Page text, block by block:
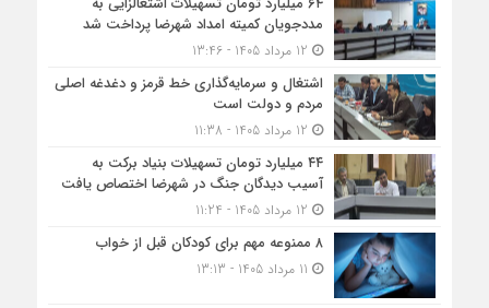
مددجویان کمیته امداد شهرضا پرداخت شد
اشتغال و سرمایه‌گذاری خط قرمز و دغدغه اصلی
مردم و دولت است
۴۴ میلیارد تومان تسهیلات بنیاد برکت به
آسیب دیدگان جنگ در شهرضا اختصاص یافت
۸ ممنوعه مهم برای کودکان قبل از خواب